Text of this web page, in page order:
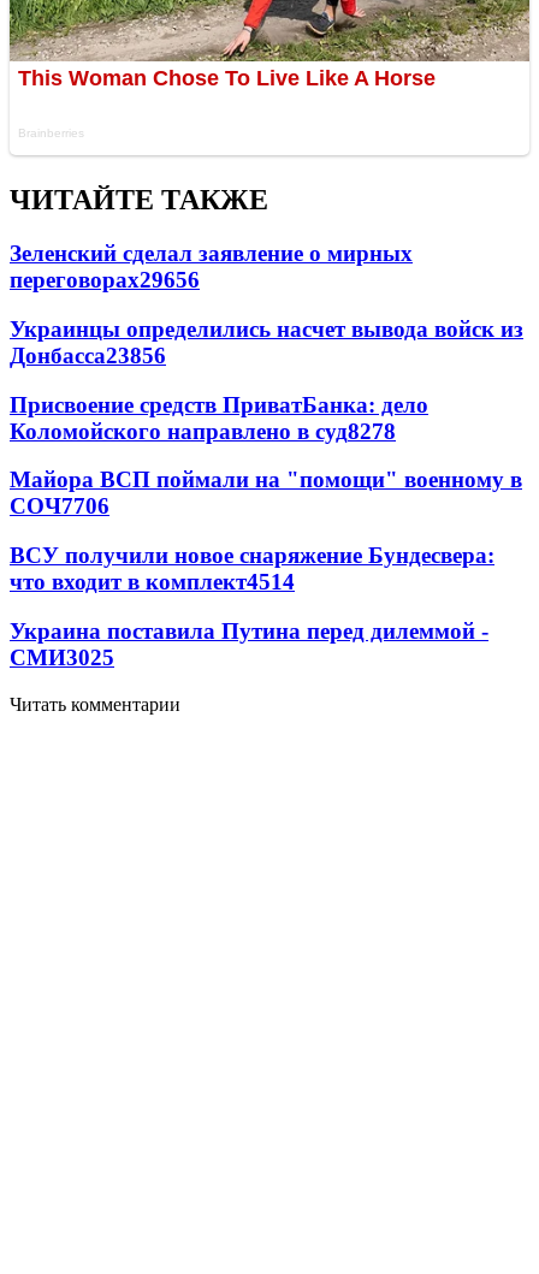
ЧИТАЙТЕ ТАКЖЕ
Зеленский сделал заявление о мирных
переговорах29656
Украинцы определились насчет вывода войск из
Донбасса23856
Присвоение средств ПриватБанка: дело
Коломойского направлено в суд8278
Майора ВСП поймали на "помощи" военному в
СОЧ7706
ВСУ получили новое снаряжение Бундесвера:
что входит в комплект4514
Украина поставила Путина перед дилеммой -
СМИ3025
Читать комментарии